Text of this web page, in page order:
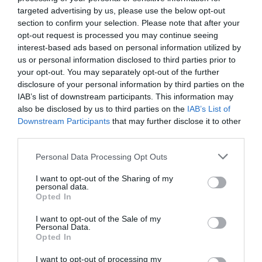
targeted advertising by us, please use the below opt-out
section to confirm your selection. Please note that after your
opt-out request is processed you may continue seeing
interest-based ads based on personal information utilized by
us or personal information disclosed to third parties prior to
your opt-out. You may separately opt-out of the further
disclosure of your personal information by third parties on the
IAB’s list of downstream participants. This information may
also be disclosed by us to third parties on the IAB’s List of
Downstream Participants that may further disclose it to other
Please note that this website/app uses one or more Google
not limited to your visit or usage behaviour. You may click to
grant or deny consent to Google and its third-party tags to
use your data for below specified purposes in below Google
consent section.
Personal Data Processing Opt Outs
I want to opt-out of the Sharing of my
personal data.
Opted In
I want to opt-out of the Sale of my
Personal Data.
Opted In
I want to opt-out of processing my
állampapír befektetés fixmáp bmáp ákk